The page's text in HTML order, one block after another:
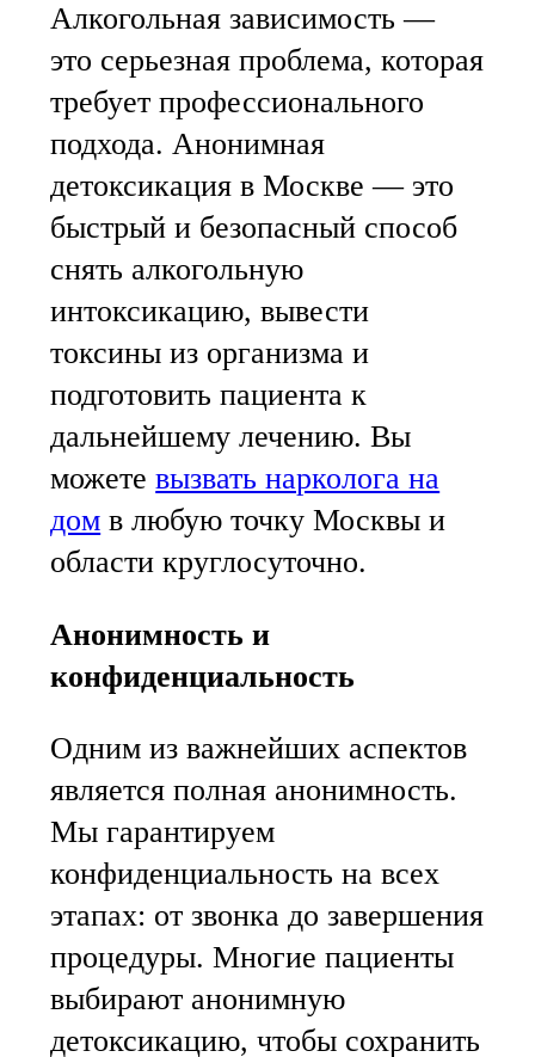
Алкогольная зависимость —
это серьезная проблема, которая
требует профессионального
подхода. Анонимная
детоксикация в Москве — это
быстрый и безопасный способ
снять алкогольную
интоксикацию, вывести
токсины из организма и
подготовить пациента к
дальнейшему лечению. Вы
можетевызвать нарколога на
дом в любую точку Москвы и
области круглосуточно.
Анонимность и
конфиденциальность
Одним из важнейших аспектов
является полная анонимность.
Мы гарантируем
конфиденциальность на всех
этапах: от звонка до завершения
процедуры. Многие пациенты
выбирают анонимную
детоксикацию, чтобы сохранить